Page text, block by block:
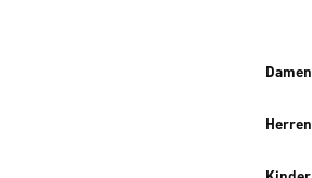
Damen
Herren